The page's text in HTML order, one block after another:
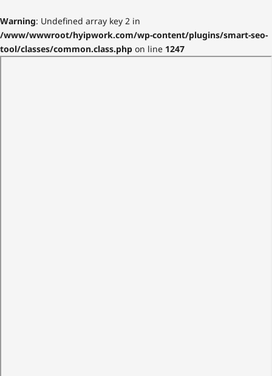
Warning: Undefined array key 2 in
/www/wwwroot/hyipwork.com/wp-content/plugins/smart-seo-
tool/classes/common.class.php on line 1247